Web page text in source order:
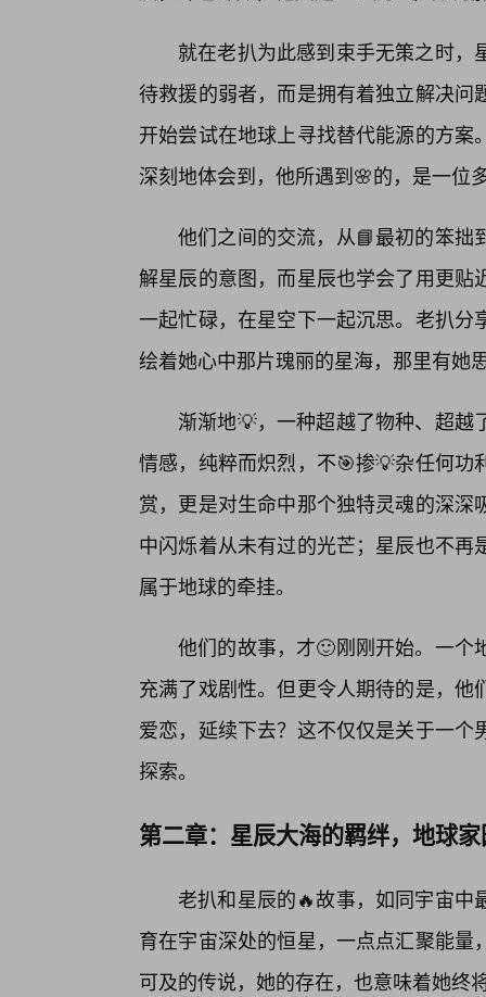
就在老扒为此感到束手无策之时
待救援的弱者，而是拥有着独立解决
开始尝试在地球上寻找替代能源的方
深刻地体会到，他所遇到🌸的，是一位
他们之间的交流，从📘最初的笨拙
解星辰的意图，而星辰也学会了用更
一起忙碌，在星空下一起沉思。老扒
绘着她心中那片瑰丽的星海，那里有她
渐渐地💡，一种超越了物种、超
情感，纯粹而炽烈，不🎯掺💡杂任何
赏，更是对生命中那个独特灵魂的深
中闪烁着从未有过的光芒；星辰也不
属于地球的牵挂。
他们的故事，才🙂刚刚开始。一个
充满了戏剧性。但更令人期待的是，
爱恋，延续下去？这不仅仅是关于一
探索。
第二章：星辰大海的羁绊，地球
老扒和星辰的🔥故事，如同宇宙
育在宇宙深处的恒星，一点点汇聚能
可及的传说，她的存在，也意味着她终